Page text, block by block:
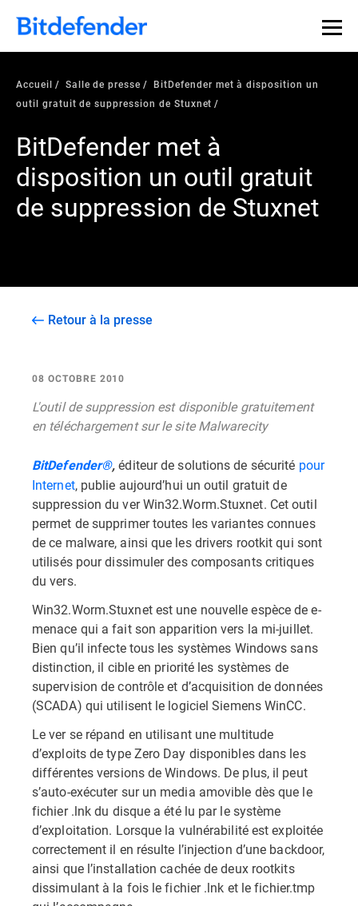
Accueil Salle de presse
BitDefender met à disposition un
outil gratuit de suppression de Stuxnet
BitDefender met à
disposition un outil gratuit
de suppression de Stuxnet
Retour à la presse
08 OCTOBRE 2010
L'outil de suppression est disponible gratuitement
en téléchargement sur le site Malwarecity
BitDefender®, éditeur de solutions de sécurité pour
Internet, publie aujourd’hui un outil gratuit de
suppression du ver Win32.Worm.Stuxnet. Cet outil
permet de supprimer toutes les variantes connues
de ce malware, ainsi que les drivers rootkit qui sont
utilisés pour dissimuler des composants critiques
du vers.
Win32.Worm.Stuxnet est une nouvelle espèce de e-
menace qui a fait son apparition vers la mi-juillet.
Bien qu’il infecte tous les systèmes Windows sans
distinction, il cible en priorité les systèmes de
supervision de contrôle et d’acquisition de données
(SCADA) qui utilisent le logiciel Siemens WinCC.
Le ver se répand en utilisant une multitude
d’exploits de type Zero Day disponibles dans les
différentes versions de Windows. De plus, il peut
s’auto-exécuter sur un media amovible dès que le
fichier .lnk du disque a été lu par le système
d’exploitation. Lorsque la vulnérabilité est exploitée
correctement il en résulte l’injection d’une backdoor,
ainsi que l’installation cachée de deux rootkits
dissimulant à la fois le fichier .lnk et le fichier.tmp